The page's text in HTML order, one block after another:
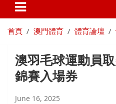
首頁 澳門體育 體育論壇
澳羽毛球運動員
錦賽入場券
June 16, 2025